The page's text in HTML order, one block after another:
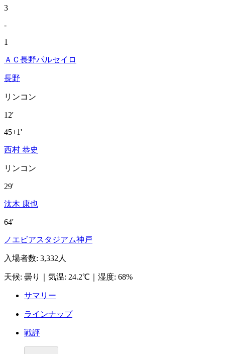
3
-
1
ＡＣ長野パルセイロ
長野
リンコン
12'
45+1'
西村 恭史
リンコン
29'
汰木 康也
64'
ノエビアスタジアム神戸
入場者数: 3,332人
天候: 曇り 気温: 24.2℃ 湿度: 68%
サマリー
ラインナップ
戦評